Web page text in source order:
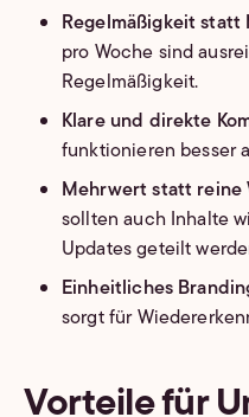
Regelmäßigkeit statt
pro Woche sind
Regelmäßigkeit.
Klare und direkte
funktionieren besser
Mehrwert statt reine
sollten auch Inhalte
Updates geteilt
Einheitliches
sorgt für
Vorteile für